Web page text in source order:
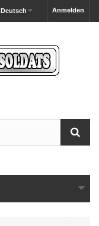
Anmelden
Deutsch